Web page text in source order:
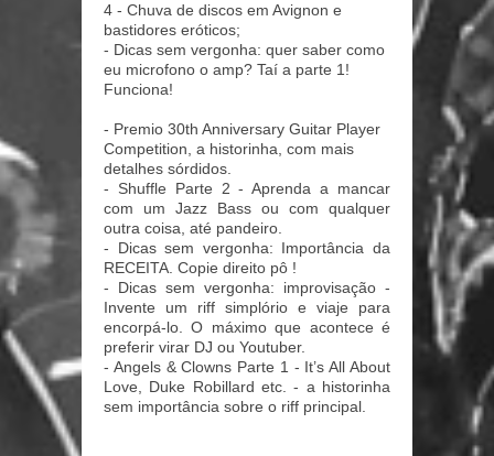
4 - Chuva de discos em Avignon e
bastidores eróticos;
- Dicas sem vergonha: quer saber como
eu microfono o amp? Taí a parte 1!
Funciona!
- Premio 30th Anniversary Guitar Player
Competition, a historinha, com mais
detalhes sórdidos.
- Shuffle Parte 2 - Aprenda a mancar
com um Jazz Bass ou com qualquer
outra coisa, até pandeiro.
- Dicas sem vergonha: Importância da
RECEITA. Copie direito pô !
- Dicas sem vergonha: improvisação -
Invente um riff simplório e viaje para
encorpá-lo. O máximo que acontece é
preferir virar DJ ou Youtuber.
- Angels & Clowns Parte 1 - It’s All About
Love, Duke Robillard etc. - a historinha
sem importância sobre o riff principal.